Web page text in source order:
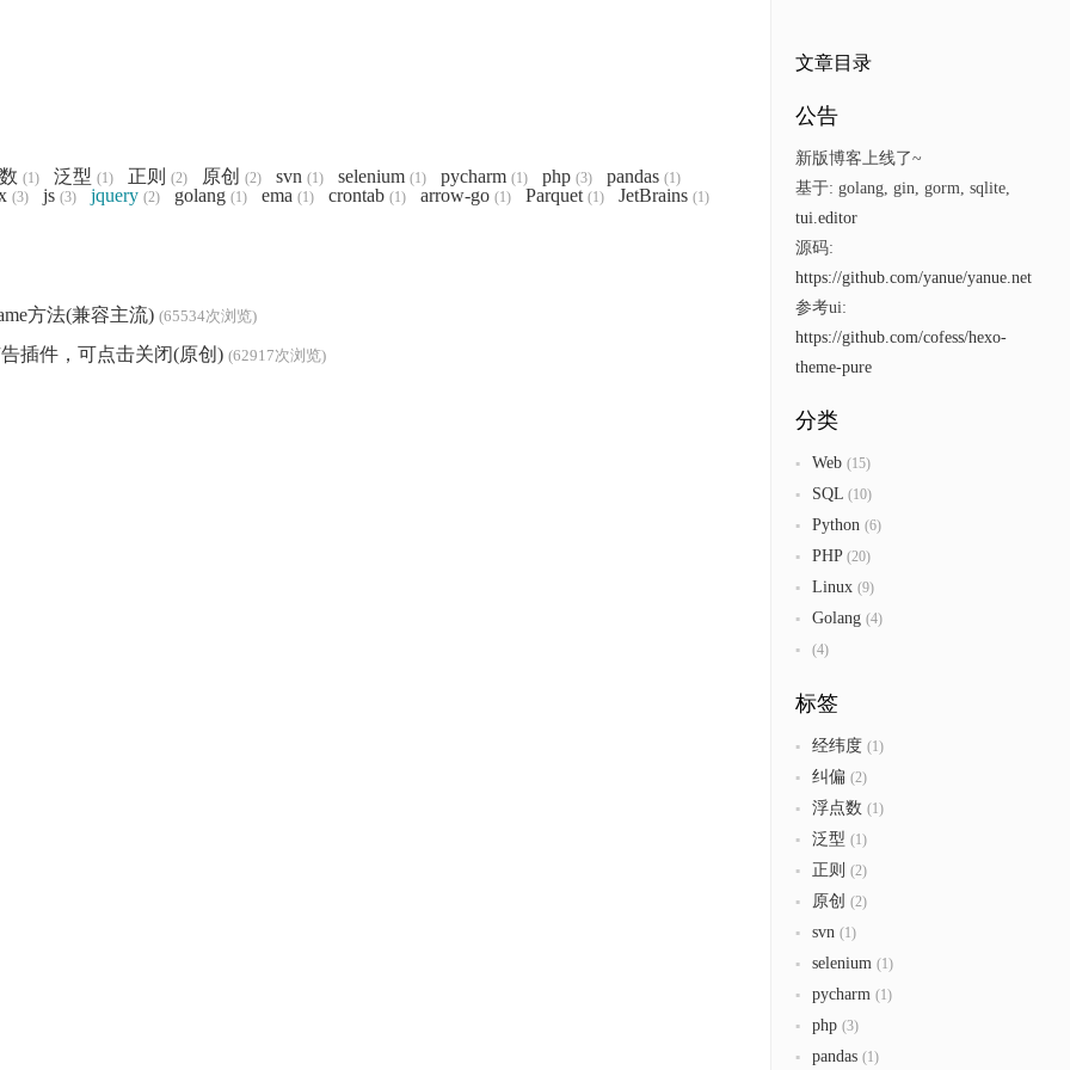
(1) 泛型 (1) 正则 (2) 原创 (2) svn (1) selenium (1) pycharm (1) php (3) pandas (1)
(3) js (3) jquery (2) golang (1) ema (1) crontab (1) arrow-go (1) Parquet (1) JetBrains (1)
方法(兼容主流) (65534次浏览)
插件，可点击关闭(原创) (62917次浏览)
文章目录
公告
新版博客上线了~
基于: golang, gin, gorm, sqlite,
tui.editor
源码:
https://github.com/yanue/yanue.net
参考ui:
https://github.com/cofess/hexo-
theme-pure
分类
Web (15)
SQL (10)
Python (6)
PHP (20)
Linux (9)
Golang (4)
(4)
标签
经纬度 (1)
纠偏 (2)
浮点数 (1)
泛型 (1)
正则 (2)
原创 (2)
svn (1)
selenium (1)
pycharm (1)
php (3)
pandas (1)